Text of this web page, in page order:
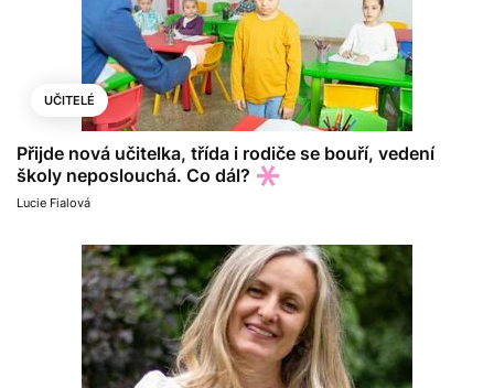
UČITELÉ
Přijde nová učitelka, třída i rodiče se bouří, vedení
školy neposlouchá. Co dál?
Lucie Fialová